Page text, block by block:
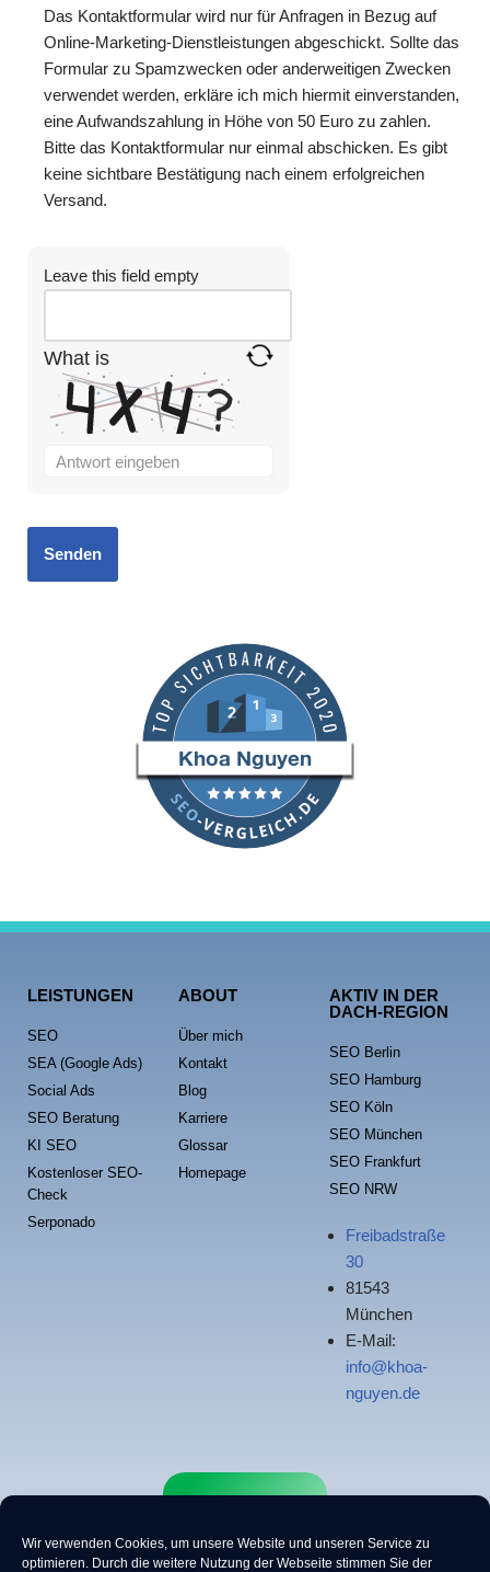
Wir verwenden Cookies, um unsere Website und unseren Service zu
optimieren. Durch die weitere Nutzung der Webseite stimmen Sie der
Das Kontaktformular wird nur für Anfragen in Bezug auf
Online-Marketing-Dienstleistungen abgeschickt. Sollte das
Formular zu Spamzwecken oder anderweitigen Zwecken
verwendet werden, erkläre ich mich hiermit einverstanden,
eine Aufwandszahlung in Höhe von 50 Euro zu zahlen.
Bitte das Kontaktformular nur einmal abschicken. Es gibt
keine sichtbare Bestätigung nach einem erfolgreichen
Versand.
Leave this field empty
What is
LEISTUNGEN
SEO
SEA (Google Ads)
Social Ads
SEO Beratung
KI SEO
Kostenloser SEO-
Check
Serponado
ABOUT
Über mich
Kontakt
Blog
Karriere
Glossar
Homepage
AKTIV IN DER
DACH-REGION
SEO Berlin
SEO Hamburg
SEO Köln
SEO München
SEO Frankfurt
SEO NRW
Freibadstraße
30
81543
München
E-Mail:
info@khoa-
nguyen.de